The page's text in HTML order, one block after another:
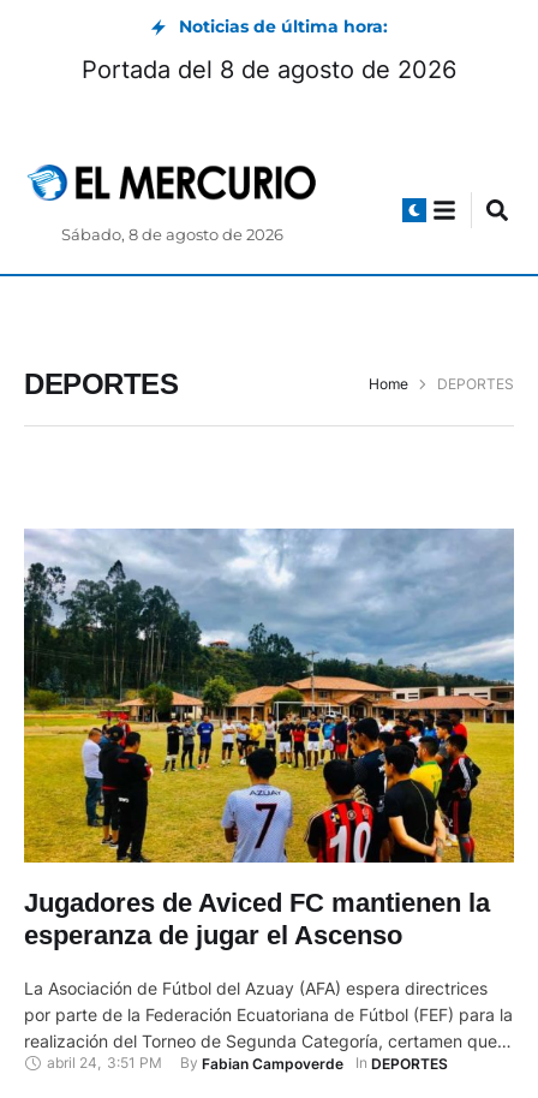
Noticias de última hora:
Portada del 8 de agosto de 2026
Sábado, 8 de agosto de 2026
DEPORTES Home DEPORTES
Jugadores de Aviced FC mantienen la
esperanza de jugar el Ascenso
La Asociación de Fútbol del Azuay (AFA) espera directrices
por parte de la Federación Ecuatoriana de Fútbol (FEF) para la
realización del Torneo de Segunda Categoría, certamen que
se encuentra interrumpido por la pandemia del Covid-19.
abril 24, 3:51 PM By Fabian Campoverde In DEPORTES